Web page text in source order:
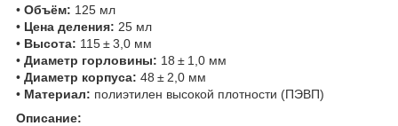
• Объём: 125 мл
• Цена деления: 25 мл
• Высота: 115 ± 3,0 мм
• Диаметр горловины: 18 ± 1,0 мм
• Диаметр корпуса: 48 ± 2,0 мм
• Материал: полиэтилен высокой плотности (ПЭВП)
Описание: